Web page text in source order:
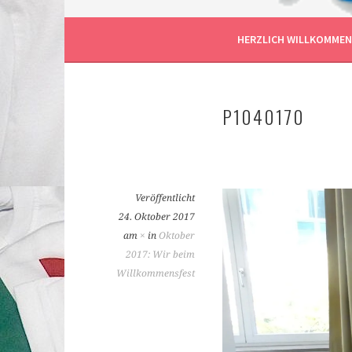
BILIS FRANKFURT
HERZLICH
P1040170
Veröffentlicht
24. Oktober 2017
am × in Oktober
2017: Wir beim
Willkommensfest